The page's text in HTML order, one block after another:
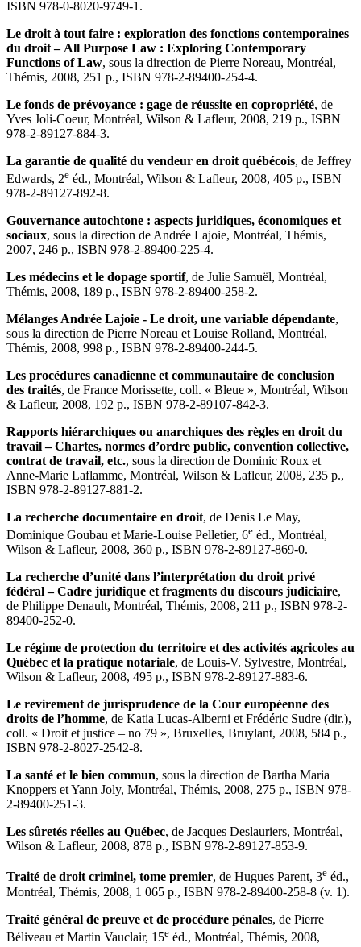
ISBN 978-0-8020-9749-1.
Le droit à tout faire : exploration des fonctions contemporaines
du droit – All Purpose Law : Exploring Contemporary
Functions of Law, sous la direction de Pierre Noreau, Montréal,
Thémis, 2008, 251 p., ISBN 978-2-89400-254-4.
Le fonds de prévoyance : gage de réussite en copropriété, de
Yves Joli-Coeur, Montréal, Wilson & Lafleur, 2008, 219 p., ISBN
978-2-89127-884-3.
La garantie de qualité du vendeur en droit québécois, de Jeffrey
Edwards, 2e éd., Montréal, Wilson & Lafleur, 2008, 405 p., ISBN
978-2-89127-892-8.
Gouvernance autochtone : aspects juridiques, économiques et
sociaux, sous la direction de Andrée Lajoie, Montréal, Thémis,
2007, 246 p., ISBN 978-2-89400-225-4.
Les médecins et le dopage sportif, de Julie Samuël, Montréal,
Thémis, 2008, 189 p., ISBN 978-2-89400-258-2.
Mélanges Andrée Lajoie - Le droit, une variable dépendante,
sous la direction de Pierre Noreau et Louise Rolland, Montréal,
Thémis, 2008, 998 p., ISBN 978-2-89400-244-5.
Les procédures canadienne et communautaire de conclusion
des traités, de France Morissette, coll. « Bleue », Montréal, Wilson
& Lafleur, 2008, 192 p., ISBN 978-2-89107-842-3.
Rapports hiérarchiques ou anarchiques des règles en droit du
travail – Chartes, normes d’ordre public, convention collective,
contrat de travail, etc., sous la direction de Dominic Roux et
Anne-Marie Laflamme, Montréal, Wilson & Lafleur, 2008, 235 p.,
ISBN 978-2-89127-881-2.
La recherche documentaire en droit, de Denis Le May,
Dominique Goubau et Marie-Louise Pelletier, 6e éd., Montréal,
Wilson & Lafleur, 2008, 360 p., ISBN 978-2-89127-869-0.
La recherche d’unité dans l’interprétation du droit privé
fédéral – Cadre juridique et fragments du discours judiciaire,
de Philippe Denault, Montréal, Thémis, 2008, 211 p., ISBN 978-2-
89400-252-0.
Le régime de protection du territoire et des activités agricoles au
Québec et la pratique notariale, de Louis-V. Sylvestre, Montréal,
Wilson & Lafleur, 2008, 495 p., ISBN 978-2-89127-883-6.
Le revirement de jurisprudence de la Cour européenne des
droits de l’homme, de Katia Lucas-Alberni et Frédéric Sudre (dir.),
coll. « Droit et justice – no 79 », Bruxelles, Bruylant, 2008, 584 p.,
ISBN 978-2-8027-2542-8.
La santé et le bien commun, sous la direction de Bartha Maria
Knoppers et Yann Joly, Montréal, Thémis, 2008, 275 p., ISBN 978-
2-89400-251-3.
Les sûretés réelles au Québec, de Jacques Deslauriers, Montréal,
Wilson & Lafleur, 2008, 878 p., ISBN 978-2-89127-853-9.
Traité de droit criminel, tome premier, de Hugues Parent, 3e éd.,
Montréal, Thémis, 2008, 1 065 p., ISBN 978-2-89400-258-8 (v. 1).
Traité général de preuve et de procédure pénales, de Pierre
Béliveau et Martin Vauclair, 15e éd., Montréal, Thémis, 2008,